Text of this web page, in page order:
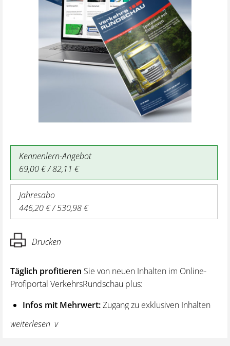
Kennenlern-Angebot
69,00 € / 82,11 €
Jahresabo
446,20 € / 530,98 €
Drucken
Täglich profitieren Sie von neuen Inhalten im Online-
Profiportal VerkehrsRundschau plus:
Infos mit Mehrwert:Zugang zu exklusiven Inhalten
und Hintergrundwissen – von aktuellen Regelungen
wie z. B. bei den Lenk- und Ruhezeiten,
weiterlesen